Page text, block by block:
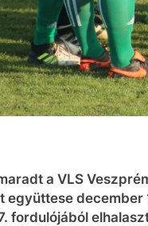
a VLS
együttese december
fordulójából